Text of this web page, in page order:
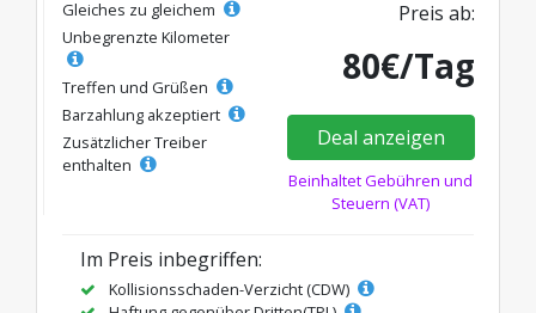
Gleiches zu gleichem
Unbegrenzte Kilometer
Treffen und Grüßen
Barzahlung akzeptiert
Zusätzlicher Treiber
enthalten
Preis ab:
80€/Tag
Deal anzeigen
Beinhaltet Gebühren und
Steuern (VAT)
Im Preis inbegriffen:
Kollisionsschaden-Verzicht (CDW)